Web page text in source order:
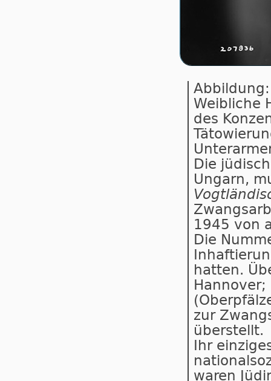
Weibliche
des
Die
Ungarn,
1945 von
Die
hatten.
Hannover;
zur
überstellt.
Ihr
waren